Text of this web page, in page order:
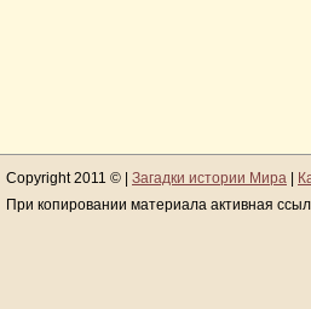
Copyright 2011 © | Загадки истории Мира
При копировании материала активная